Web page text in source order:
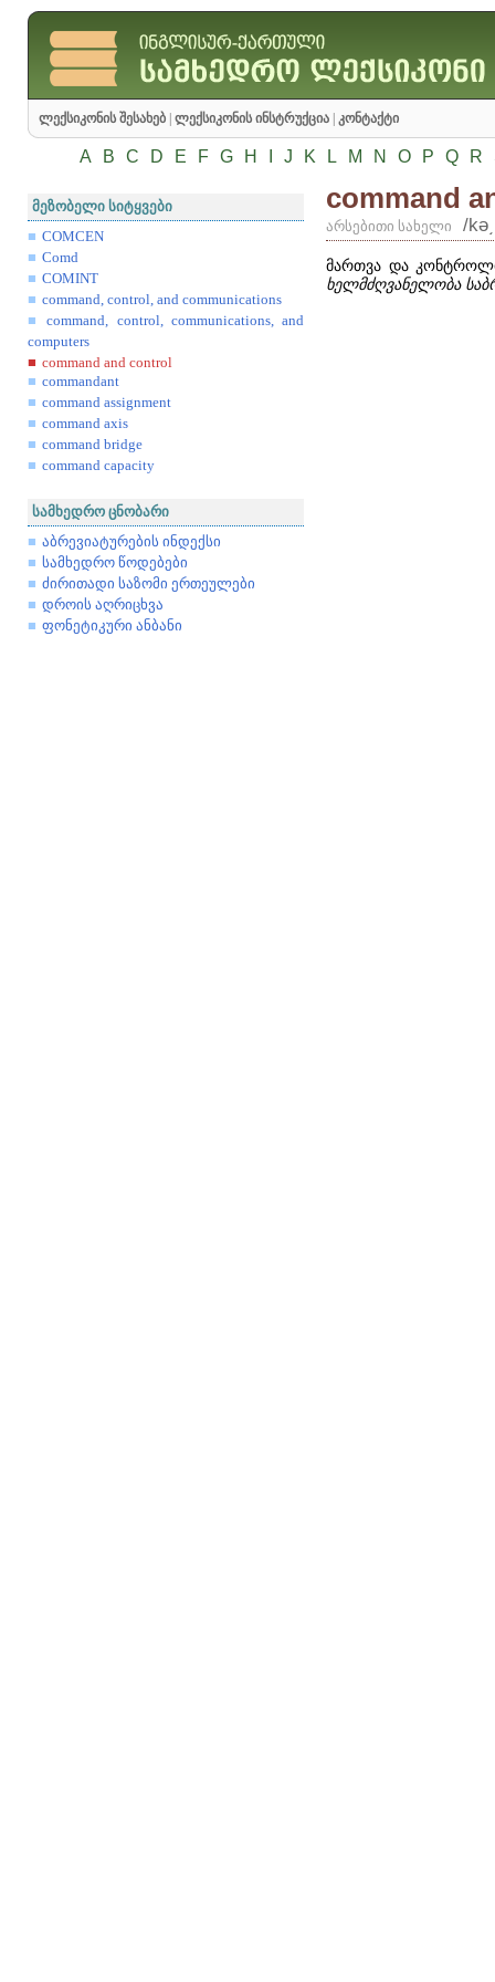
ლექსიკონის შესახებ ლექსიკონის ინსტრუქცია კონტაქტი
A B C D E F G H J K L M N O P Q R
მეზობელი სიტყვები
COMCEN
Comd
COMINT
command, control, and communications
command, control, communications, and
computers
command and control
commandant
command assignment
command axis
command bridge
command capacity
სამხედრო ცნობარი
აბრევიატურების ინდექსი
სამხედრო წოდებები
ძირითადი საზომი ერთეულები
დროის აღრიცხვა
ფონეტიკური ანბანი
command
არსებითი სახელი /
მართვა და
ხელმძღვანელობა